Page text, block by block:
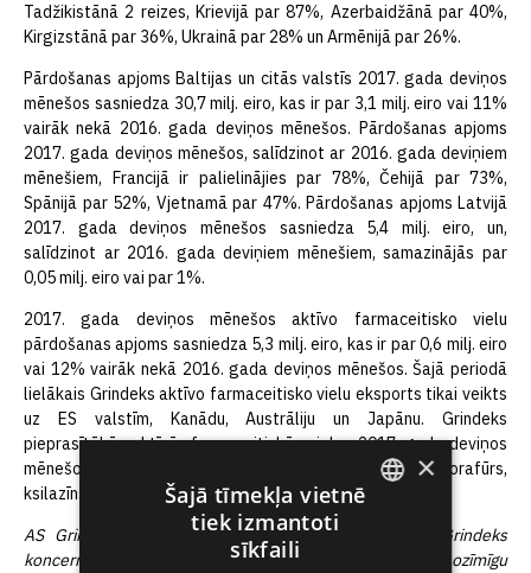
Tadžikistānā 2 reizes, Krievijā par 87%, Azerbaidžānā par 40%,
Kirgizstānā par 36%, Ukrainā par 28% un Armēnijā par 26%.
Pārdošanas apjoms Baltijas un citās valstīs 2017. gada deviņos
mēnešos sasniedza 30,7 milj. eiro, kas ir par 3,1 milj. eiro vai 11%
vairāk nekā 2016. gada deviņos mēnešos. Pārdošanas apjoms
2017. gada deviņos mēnešos, salīdzinot ar 2016. gada deviņiem
mēnešiem, Francijā ir palielinājies par 78%, Čehijā par 73%,
Spānijā par 52%, Vjetnamā par 47%. Pārdošanas apjoms Latvijā
2017. gada deviņos mēnešos sasniedza 5,4 milj. eiro, un,
salīdzinot ar 2016. gada deviņiem mēnešiem, samazinājās par
0,05 milj. eiro vai par 1%.
2017. gada deviņos mēnešos aktīvo farmaceitisko vielu
pārdošanas apjoms sasniedza 5,3 milj. eiro, kas ir par 0,6 milj. eiro
vai 12% vairāk nekā 2016. gada deviņos mēnešos. Šajā periodā
lielākais Grindeks aktīvo farmaceitisko vielu eksports tikai veikts
uz ES valstīm, Kanādu, Austrāliju un Japānu. Grindeks
pieprasītākās aktīvās farmaceitiskās vielas 2017. gada deviņos
mēnešos bija zopiklons, oksitocīns, pimobendāns, ftorafūrs,
ksilazīns un medetomidīns.
AS Grindeks valdes priekšsēdētājs Juris Bundulis: „Grindeks
koncerns šī gada deviņos mēnešos ir uzrādījis nozīmīgu
×
Šajā tīmekļa vietnē
tiek izmantoti
sīkfaili